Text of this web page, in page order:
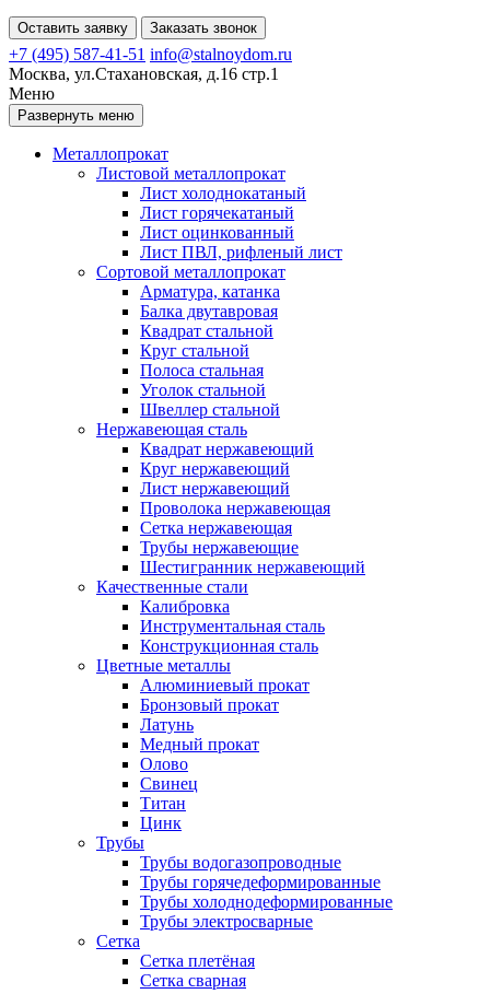
Оставить заявку Заказать звонок
+7 (495) 587-41-51 info@stalnoydom.ru
Москва, ул.Стахановская, д.16 стр.1
Меню
Развернуть меню
Металлопрокат
Листовой металлопрокат
Лист холоднокатаный
Лист горячекатаный
Лист оцинкованный
Лист ПВЛ, рифленый лист
Сортовой металлопрокат
Арматура, катанка
Балка двутавровая
Квадрат стальной
Круг стальной
Полоса стальная
Уголок стальной
Швеллер стальной
Нержавеющая сталь
Квадрат нержавеющий
Круг нержавеющий
Лист нержавеющий
Проволока нержавеющая
Сетка нержавеющая
Трубы нержавеющие
Шестигранник нержавеющий
Качественные стали
Калибровка
Инструментальная сталь
Конструкционная сталь
Цветные металлы
Алюминиевый прокат
Бронзовый прокат
Латунь
Медный прокат
Олово
Свинец
Титан
Цинк
Трубы
Трубы водогазопроводные
Трубы горячедеформированные
Трубы холоднодеформированные
Трубы электросварные
Сетка
Сетка плетёная
Сетка сварная